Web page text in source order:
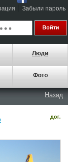
Забыли пароль
Люди
Фото
Назад
дог.